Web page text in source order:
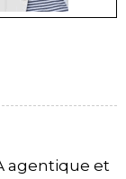
agentique et